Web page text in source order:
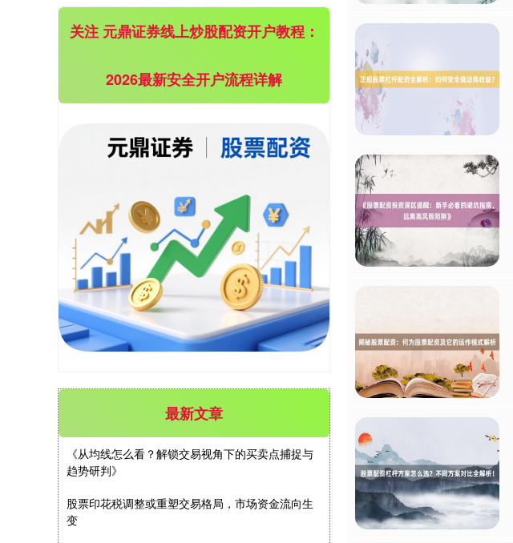
14311.01 +200.89
沪深300 4694.44 +43.13 +0.93%
1134.24 +11.37
关注 元鼎证券线上炒股配资开户教程：
2026最新安全开户流程详解
最新文章
《从均线怎么看？解锁交易视角下的买卖点捕捉与
趋势研判》
股票印花税调整或重塑交易格局，市场资金流向生
变